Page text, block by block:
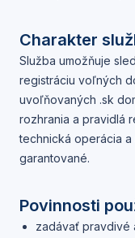
Charakter
Služba umožňuje
registráciu voľných
uvoľňovaných .sk
rozhrania a pravidlá
technická operácia
garantované.
Povinnosti
zadávať pravdivé